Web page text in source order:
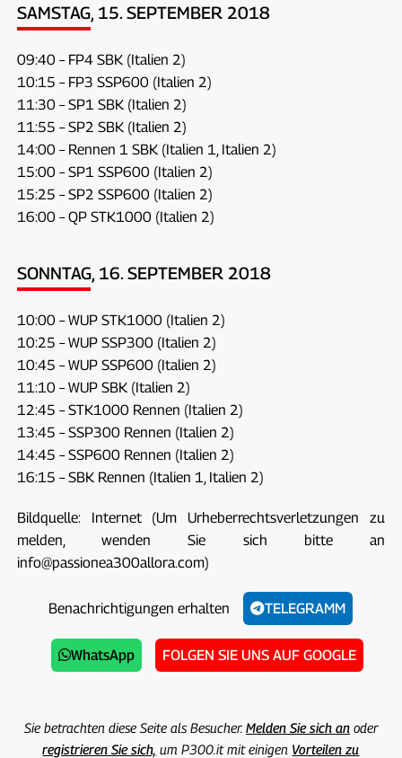
SAMSTAG, 15. SEPTEMBER 2018
09:40 – FP4 SBK (Italien 2)
10:15 – FP3 SSP600 (Italien 2)
11:30 – SP1 SBK (Italien 2)
11:55 – SP2 SBK (Italien 2)
14:00 – Rennen 1 SBK (Italien 1, Italien 2)
15:00 – SP1 SSP600 (Italien 2)
15:25 – SP2 SSP600 (Italien 2)
16:00 – QP STK1000 (Italien 2)
SONNTAG, 16. SEPTEMBER 2018
10:00 – WUP STK1000 (Italien 2)
10:25 – WUP SSP300 (Italien 2)
10:45 – WUP SSP600 (Italien 2)
11:10 – WUP SBK (Italien 2)
12:45 – STK1000 Rennen (Italien 2)
13:45 – SSP300 Rennen (Italien 2)
14:45 – SSP600 Rennen (Italien 2)
16:15 – SBK Rennen (Italien 1, Italien 2)
Bildquelle: Internet (Um Urheberrechtsverletzungen zu
melden, wenden Sie sich bitte an
info@passionea300allora.com)
Benachrichtigungen erhalten TELEGRAMM
WhatsApp FOLGEN SIE UNS AUF GOOGLE
Sie betrachten diese Seite als Besucher. Melden Sie sich anoder
registrieren Sie sich, um P300.it mit einigen Vorteilen zu